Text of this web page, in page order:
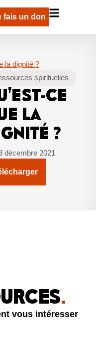
fais un don
la dignité ?
spirituelles
CE
LA
?
décembre 2021
.
vous intéresser